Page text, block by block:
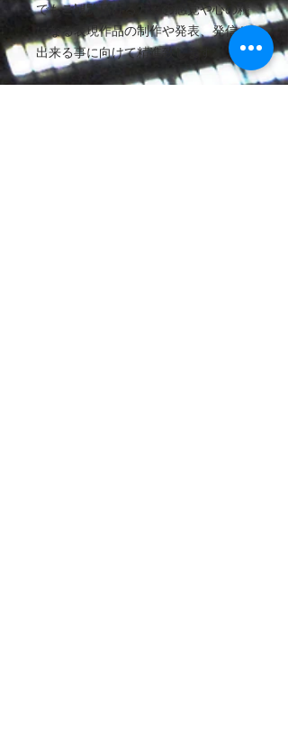
でもご観覧頂ける方々の感覚や心の糧
になる表現作品の制作や発表、発信が
出来る事に向けて精進致します。